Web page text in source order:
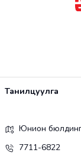
Танилцуулга
Юнион
7711-6822